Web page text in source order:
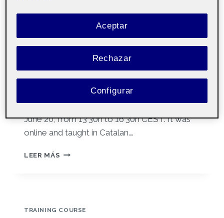
Salut i Psicologia
The course provided an introduction on how
to conduct a qualitative analysis with the
software Atlas.ti. It took place on Thursday,
June 20, from 13’30h to 16’30h CEST. It was
online and taught in Catalan….
LEER MÁS THEMATIC
TRAINING COURSE
Rechazar
Aceptar
Configurar